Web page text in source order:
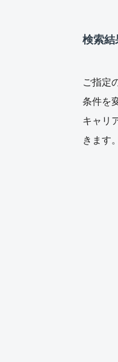
検索
ご指定
条件を
キャリ
きます。